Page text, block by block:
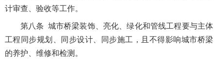
计审查、验收等工作。
第八条 城市桥梁装饰、亮化、绿化和管线工程要与主体
工程同步规划、同步设计、同步施工，且不得影响城市桥梁
的养护、维修和检测。